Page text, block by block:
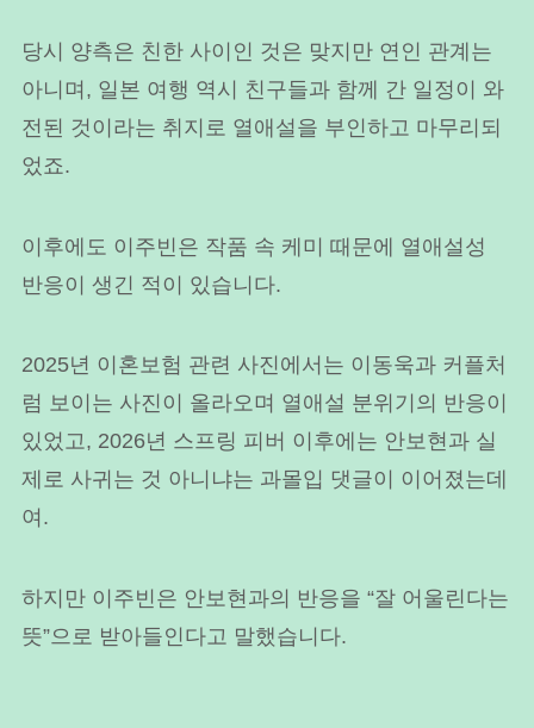
당시 양측은 친한 사이인 것은 맞지만 연인 관계는
아니며, 일본 여행 역시 친구들과 함께 간 일정이 와
전된 것이라는 취지로 열애설을 부인하고 마무리되
었죠.
이후에도 이주빈은 작품 속 케미 때문에 열애설성
반응이 생긴 적이 있습니다.
2025년 이혼보험 관련 사진에서는 이동욱과 커플처
럼 보이는 사진이 올라오며 열애설 분위기의 반응이
있었고, 2026년 스프링 피버 이후에는 안보현과 실
제로 사귀는 것 아니냐는 과몰입 댓글이 이어졌는데
여.
하지만 이주빈은 안보현과의 반응을 “잘 어울린다는
뜻”으로 받아들인다고 말했습니다.